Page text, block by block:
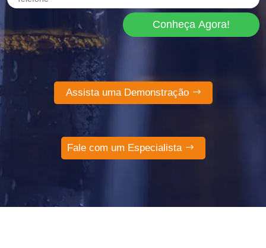
Conheça Agora!
Assista uma Demonstração
Fale com um Especialista